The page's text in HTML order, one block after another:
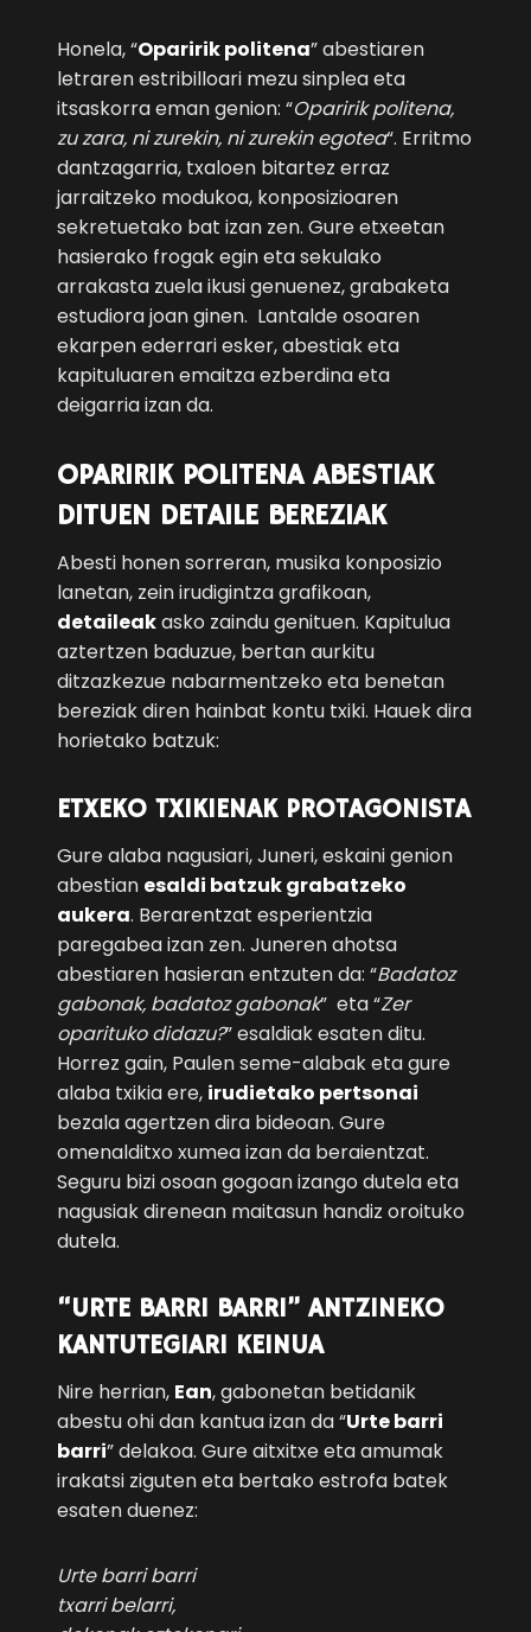
Honela, “Oparirik politena” abestiaren
letraren estribilloari mezu sinplea eta
itsaskorra eman genion: “Oparirik politena,
zu zara, ni zurekin, ni zurekin egotea“. Erritmo
dantzagarria, txaloen bitartez erraz
jarraitzeko modukoa, konposizioaren
sekretuetako bat izan zen. Gure etxeetan
hasierako frogak egin eta sekulako
arrakasta zuela ikusi genuenez, grabaketa
estudiora joan ginen. Lantalde osoaren
ekarpen ederrari esker, abestiak eta
kapituluaren emaitza ezberdina eta
deigarria izan da.
OPARIRIK POLITENA ABESTIAK
DITUEN DETAILE BEREZIAK
Abesti honen sorreran, musika konposizio
lanetan, zein irudigintza grafikoan,
detaileakasko zaindu genituen. Kapitulua
aztertzen baduzue, bertan aurkitu
ditzazkezue nabarmentzeko eta benetan
bereziak diren hainbat kontu txiki. Hauek dira
horietako batzuk:
ETXEKO TXIKIENAK PROTAGONISTA
Gure alaba nagusiari, Juneri, eskaini genion
abestian esaldi batzuk grabatzeko
aukera. Berarentzat esperientzia
paregabea izan zen. Juneren ahotsa
abestiaren hasieran entzuten da: “Badatoz
gabonak, badatoz gabonak” eta “Zer
oparituko didazu?” esaldiak esaten ditu.
Horrez gain, Paulen seme-alabak eta gure
alaba txikia ere, irudietako pertsonai
bezala agertzen dira bideoan. Gure
omenalditxo xumea izan da beraientzat.
Seguru bizi osoan gogoan izango dutela eta
nagusiak direnean maitasun handiz oroituko
dutela.
“URTE BARRI BARRI” ANTZINEKO
KANTUTEGIARI KEINUA
Nire herrian, Ean, gabonetan betidanik
abestu ohi dan kantua izan da “Urte barri
barri” delakoa. Gure aitxitxe eta amumak
irakatsi ziguten eta bertako estrofa batek
esaten duenez:
Urte barri barri
txarri belarri,